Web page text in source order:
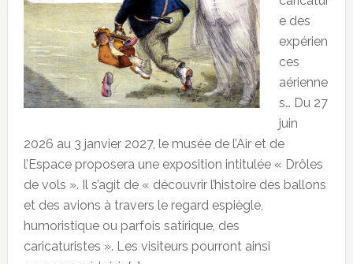
e des
expérien
ces
aérienne
s… Du 27
juin
2026 au 3 janvier 2027, le musée de l’Air et de
l’Espace proposera une exposition intitulée « Drôles
de vols ». Il s’agit de « découvrir l’histoire des ballons
et des avions à travers le regard espiègle,
humoristique ou parfois satirique, des
caricaturistes ». Les visiteurs pourront ainsi